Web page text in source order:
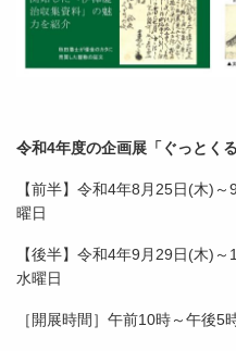
令和4年度の企画展「ぐっとく
【前半】令和4年8月25日(木)
曜日
【後半】令和4年9月29日(木)
水曜日
［開展時間］午前10時～午後5